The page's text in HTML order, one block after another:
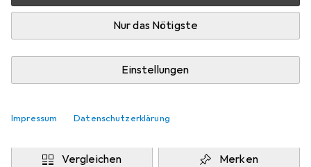
Nur das Nötigste
Einstellungen
Impressum Datenschutzerklärung
Mehr als 10 Stück an Lager beim Drittanbieter
Lieferort angeben für genaue Lieferzeit
teppichversand24DE
In den Warenkorb
Vergleichen Merken